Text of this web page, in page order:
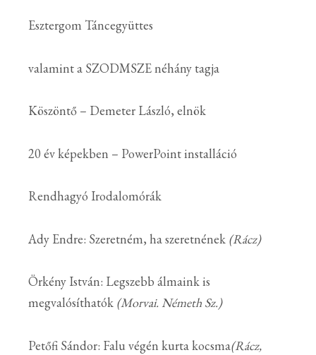
Esztergom Táncegyüttes
valamint a SZODMSZE néhány tagja
Köszöntő – Demeter László, elnök
20 év képekben – PowerPoint installáció
Rendhagyó Irodalomórák
Ady Endre: Szeretném, ha szeretnének (Rácz)
Örkény István: Legszebb álmaink is
megvalósíthatók (Morvai. Németh Sz.)
Petőfi Sándor: Falu végén kurta kocsma(Rácz,